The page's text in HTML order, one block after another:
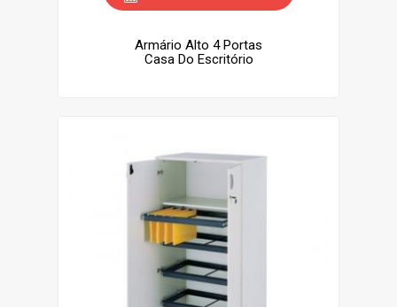
Armário Alto 4 Portas
Casa Do Escritório